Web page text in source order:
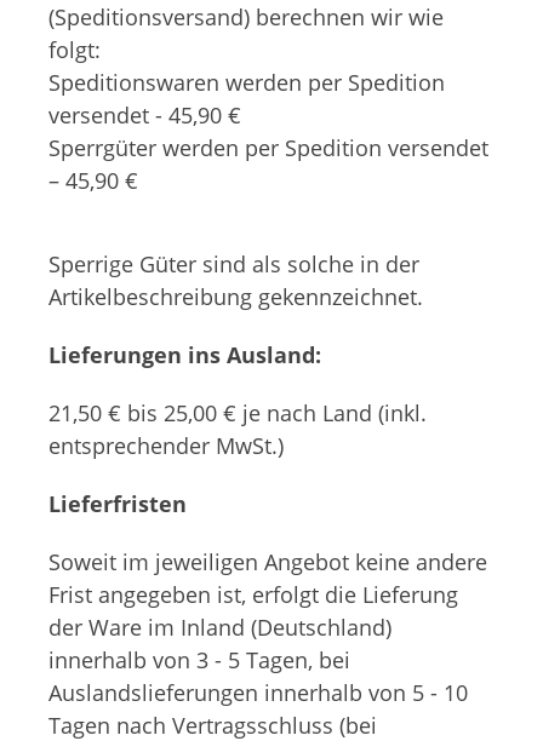
(Speditionsversand) berechnen wir wie
folgt:
Speditionswaren werden per Spedition
versendet - 45,90 €
Sperrgüter werden per Spedition versendet
– 45,90 €
Sperrige Güter sind als solche in der
Artikelbeschreibung gekennzeichnet.
Lieferungen ins Ausland:
21,50 € bis 25,00 € je nach Land (inkl.
entsprechender MwSt.)
Lieferfristen
Soweit im jeweiligen Angebot keine andere
Frist angegeben ist, erfolgt die Lieferung
der Ware im Inland (Deutschland)
innerhalb von 3 - 5 Tagen, bei
Auslandslieferungen innerhalb von 5 - 10
Tagen nach Vertragsschluss (bei